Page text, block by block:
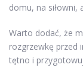
domu, na siłowni,
Warto dodać, że
rozgrzewkę przed
tętno i